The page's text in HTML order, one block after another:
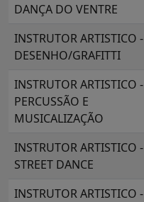
DANÇA DO VENTRE
INSTRUTOR ARTISTICO -
DESENHO/GRAFITTI
INSTRUTOR ARTISTICO -
PERCUSSÃO E
MUSICALIZAÇÃO
INSTRUTOR ARTISTICO -
STREET DANCE
INSTRUTOR ARTISTICO -